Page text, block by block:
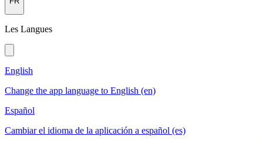
Les Langues
English
Change the app language to English (en)
Español
Cambiar el idioma de la aplicación a español (es)